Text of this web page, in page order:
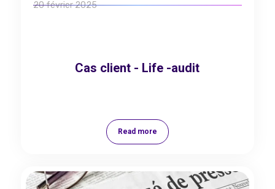
20 février 2025
Cas client - Life -audit
Read more